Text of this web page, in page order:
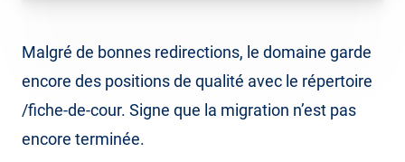
Malgré de bonnes redirections, le domaine garde
encore des positions de qualité avec le répertoire
/fiche-de-cour. Signe que la migration n’est pas
encore terminée.